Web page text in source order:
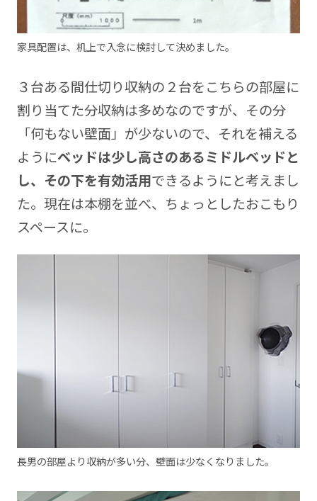
家具配置は、机上で入念に検討して決めました。
３台ある間仕切り収納の２台をこちらの部屋に
割り当てた分収納は多めなのですが、その分
「何もない壁面」が少ないので、それを補える
ようにベッドは少し高さのあるミドルベッドと
し、その下を有効活用できるようにと考えまし
た。現在は本棚を並べ、ちょっとしたおこもり
スペースに。
長男の部屋より収納が多い分、壁面は少なくなりました。